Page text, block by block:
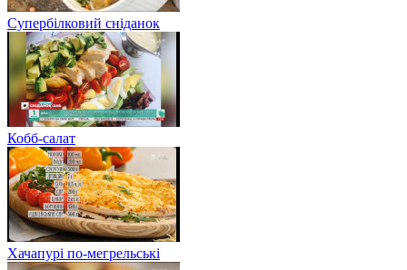
Супербілковий сніданок
Кобб-салат
Хачапурі по-мегрельські